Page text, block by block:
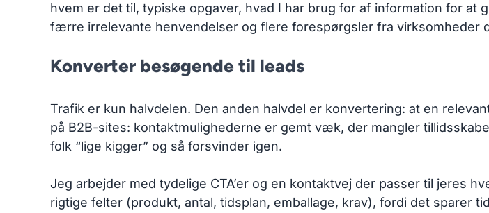
hvem er det til, typiske opgaver, hvad I har brug for af information for
færre irrelevante henvendelser og flere forespørgsler fra virksomheder
Konverter besøgende til leads
Trafik er kun halvdelen. Den anden halvdel er konvertering: at en
på B2B-sites: kontaktmulighederne er gemt væk, der mangler
folk “lige kigger” og så forsvinder igen.
Jeg arbejder med tydelige CTA’er og en kontaktvej der passer til jeres
rigtige felter (produkt, antal, tidsplan, emballage, krav), fordi det sparer